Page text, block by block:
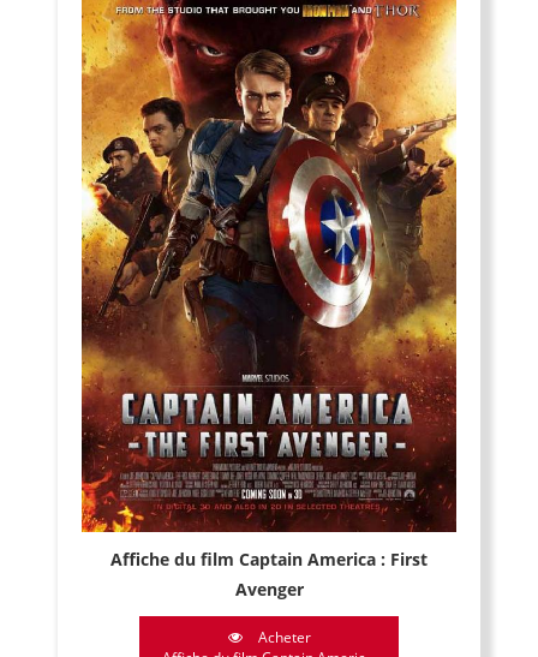
Affiche du film Captain America : First
Avenger
Acheter